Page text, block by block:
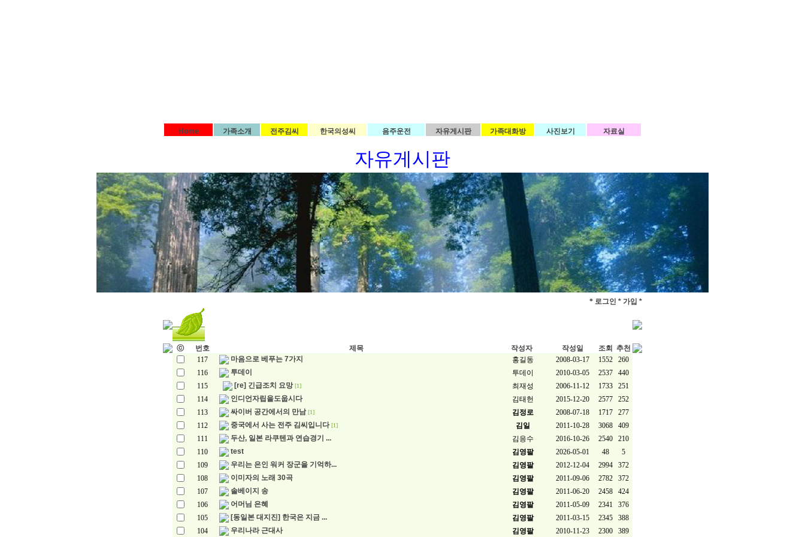
Home 가족소개 전주김씨 한국의성씨 음주운전 자유게시판 가족대화방 사진보기 자료실
자유게시판
* 로그인 * 가입 *
ⓒ 번호 제목 작성자 작성일 조회
추천
117
마음으로 베푸는 7가지 홍길동 2008-03-17 1552
260
116
투데이 투데이 2010-03-05 2537
440
115
[re] 긴급조치 요망 [1] 최재성 2006-11-12 1733
251
114
인디언자립을도웁시다 김태헌 2015-12-20 2577
252
113
싸이버 공간에서의 만남 [1] 김정로 2008-07-18 1717
277
112
중국에서 사는 전주 김씨입니다 [1] 김일 2011-10-28 3068
409
111
두산, 일본 라쿠텐과 연습경기 ... 김응수 2016-10-26 2540
210
110
test 김영팔 2026-05-01 48
5
109
우리는 은인 워커 장군을 기억하... 김영팔 2012-12-04 2994
372
108
이미자의 노래 30곡 김영팔 2011-09-06 2782
372
107
솔베이지 송 김영팔 2011-06-20 2458
424
106
어머님 은혜 김영팔 2011-05-09 2341
376
105
[동일본 대지진] 한국은 지금 ... 김영팔 2011-03-15 2345
388
104
우리나라 근대사 김영팔 2010-11-23 2300 389